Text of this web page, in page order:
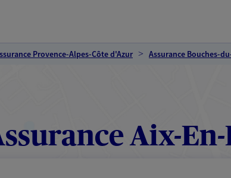
Provence-Alpes-Côte d'Azur Assurance Bouches-
Aix-